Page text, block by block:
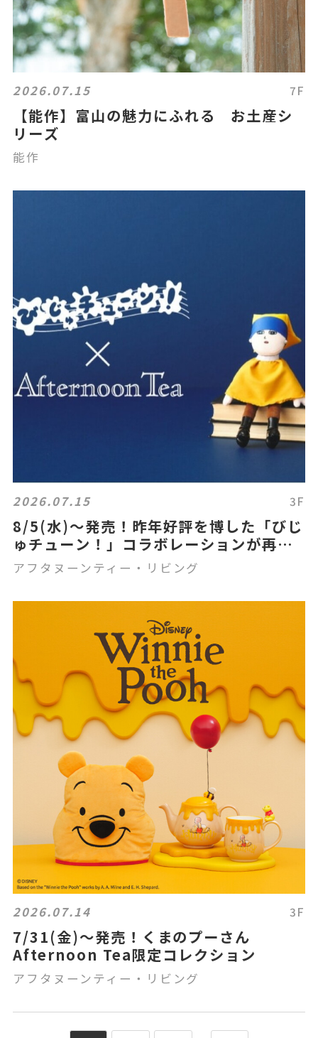
2026.07.15 7F
【能作】富山の魅力にふれる お土産シ
リーズ
能作
2026.07.15 3F
8/5(水)～発売！昨年好評を博した「びじ
ゅチューン！」コラボレーションが再登
場
アフタヌーンティー・リビング
2026.07.14 3F
7/31(金)～発売！くまのプーさん
Afternoon Tea限定コレクション
アフタヌーンティー・リビング